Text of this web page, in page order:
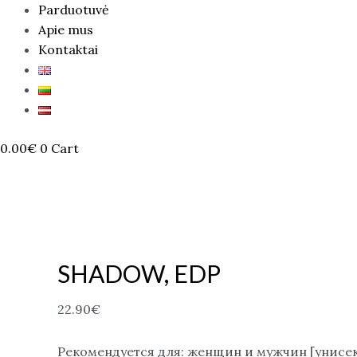
Parduotuvė
Apie mus
Kontaktai
0.00€ 0 Cart
SHADOW, EDP
22.90€
Рекомендуется для: женщин и мужчин